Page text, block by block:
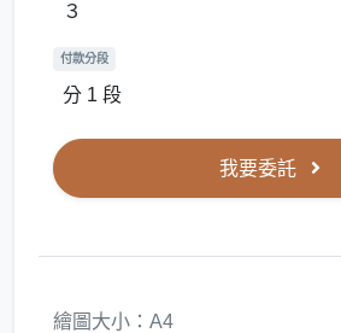
３
付款分段
分 1 段
我要委託
繪圖大小：A4